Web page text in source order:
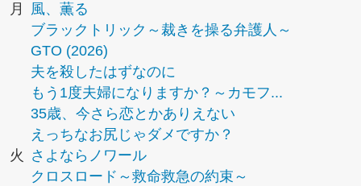
月
風、薫る
ブラックトリック～裁きを操る弁護人～
GTO (2026)
夫を殺したはずなのに
もう1度夫婦になりますか？～カモフ...
35歳、今さら恋とかありえない
えっちなお尻じゃダメですか？
火
さよならノワール
クロスロード～救命救急の約束～